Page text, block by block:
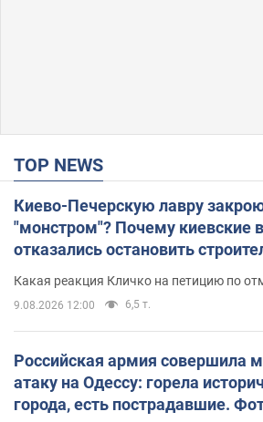
TOP NEWS
Киево-Печерскую лавру
"монстром"? Почему киевские
отказались остановить
Какая реакция Кличко на петицию по
9.08.2026 12:00 6,5 т.
Российская армия совершила
атаку на Одессу: горела
города, есть пострадавшие.